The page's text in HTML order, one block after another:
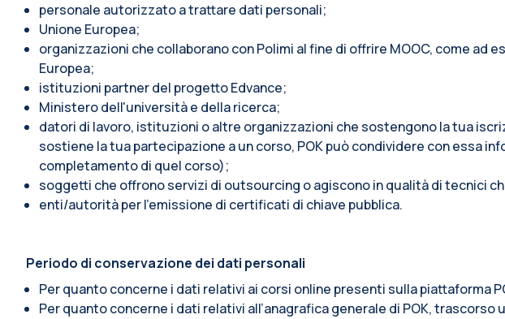
personale autorizzato a trattare dati personali;
Unione Europea;
organizzazioni che collaborano con Polimi al fine di offrire MOOC, come
Europea;
istituzioni partner del progetto Edvance;
Ministero dell'università e della ricerca;
datori di lavoro, istituzioni o altre organizzazioni che sostengono la tua
sostiene la tua partecipazione a un corso, POK può condividere con essa
completamento di quel corso);
soggetti che offrono servizi di outsourcing o agiscono in qualità di tecnici
enti/autorità per l'emissione di certificati di chiave pubblica.
Periodo di conservazione dei dati personali
Per quanto concerne i dati relativi ai corsi online presenti sulla piattaforma
Per quanto concerne i dati relativi all’anagrafica generale di POK,